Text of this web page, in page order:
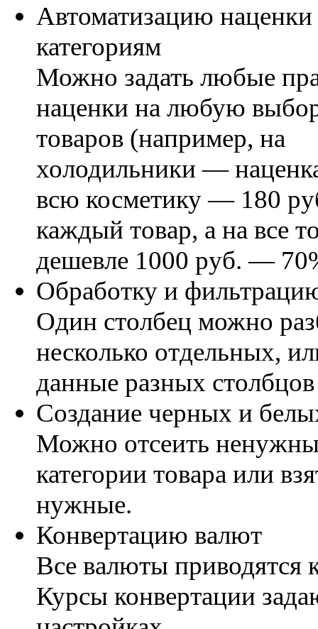
Автоматизацию
категориям
Можно задать любые
наценки на любую
товаров (например, на
холодильники —
всю косметику — 180
каждый товар, а на все
дешевле 1000 руб. —
Обработку и
Один столбец можно
несколько отдельных,
данные разных
Создание черных и
Можно отсеить
категории товара или
нужные.
Конвертацию валют
Все валюты приводятся
Курсы конвертации